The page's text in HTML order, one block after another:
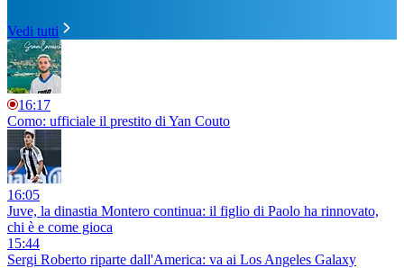
Vedi tutti
16:17
Como: ufficiale il prestito di Yan Couto
16:05
Juve, la dinastia Montero continua: il figlio di Paolo ha rinnovato,
chi è e come gioca
15:44
Sergi Roberto riparte dall'America: va ai Los Angeles Galaxy